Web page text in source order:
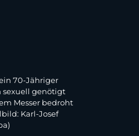
70-Jähriger
sexuell genötigt
Messer bedroht
Karl-Josef